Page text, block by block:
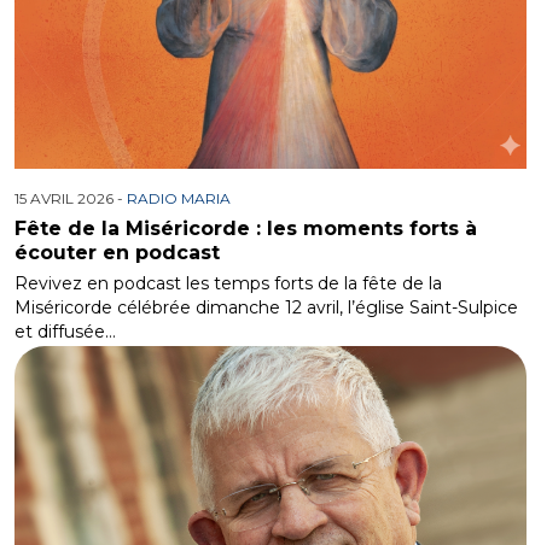
15 AVRIL 2026 - RADIO MARIA
Fête de la Miséricorde : les moments forts à
écouter en podcast
Revivez en podcast les temps forts de la fête de la
Miséricorde célébrée dimanche 12 avril, l’église Saint-Sulpice
et diffusée…